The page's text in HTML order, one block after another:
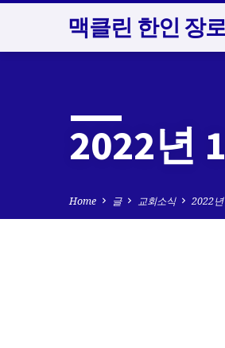
맥클린 한인 장
2022년
Home 글 교회소식 2022